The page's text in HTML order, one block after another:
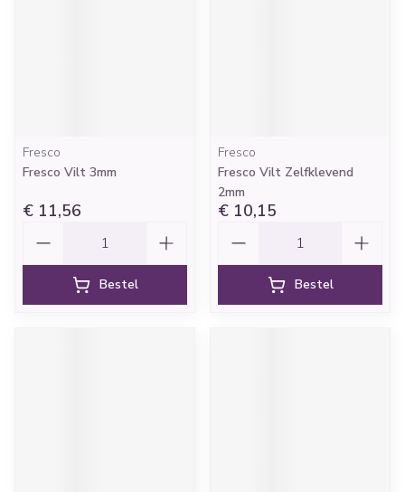
Fresco
Fresco Vilt 3mm
€ 11,56
Bestel
Fresco
Fresco Vilt Zelfklevend
2mm
€ 10,15
Bestel